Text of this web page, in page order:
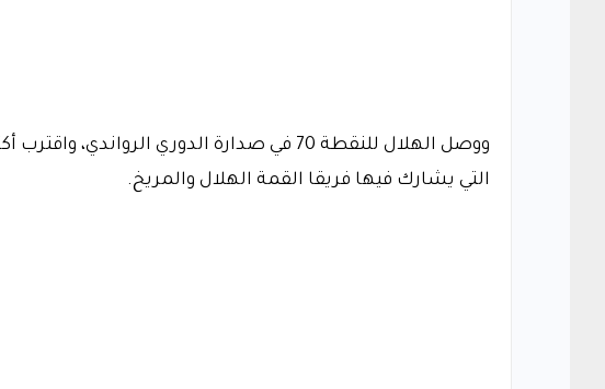
ووصل الهلال للنقطة 70 في صدارة الدوري
التي يشارك فيها فريقا القمة الهلال والمريخ.